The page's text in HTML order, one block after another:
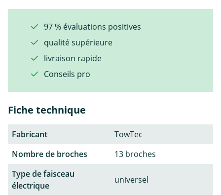
97 % évaluations positives
qualité supérieure
livraison rapide
Conseils pro
Fiche technique
Fabricant
TowTec
Nombre de broches
13 broches
Type de faisceau
électrique
universel